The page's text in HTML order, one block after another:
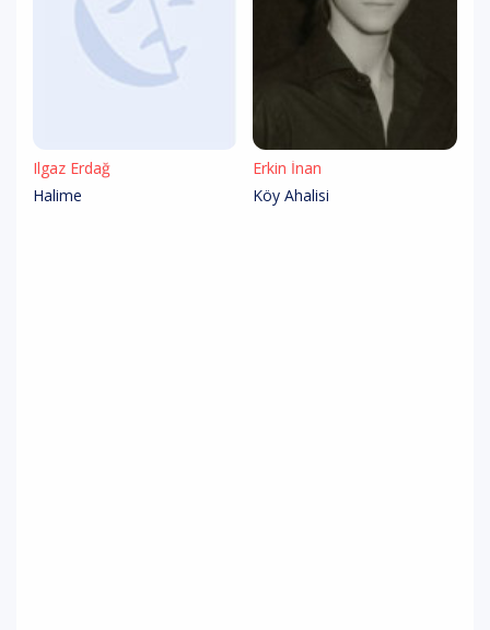
Ilgaz Erdağ
Halime
Erkin İnan
Köy Ahalisi